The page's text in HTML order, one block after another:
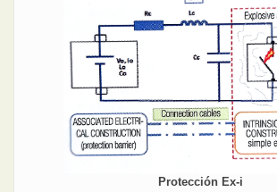
Protección Ex-i